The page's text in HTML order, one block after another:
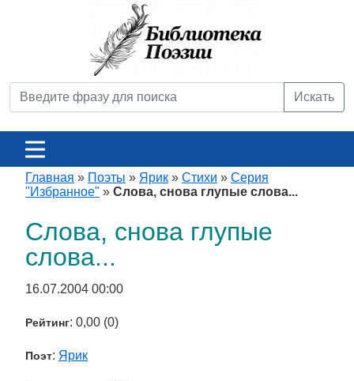
Искать
Главная » Поэты » Ярик » Стихи » Серия
"Избранное" » Слова, снова глупые слова...
Слова, снова глупые
слова...
16.07.2004 00:00
Рейтинг: 0,00 (0)
Поэт: Ярик